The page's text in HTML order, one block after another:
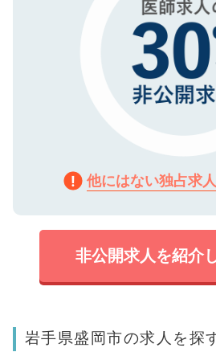
他にはない独占求
非公開求人を紹介
岩手県盛岡市の求人を探